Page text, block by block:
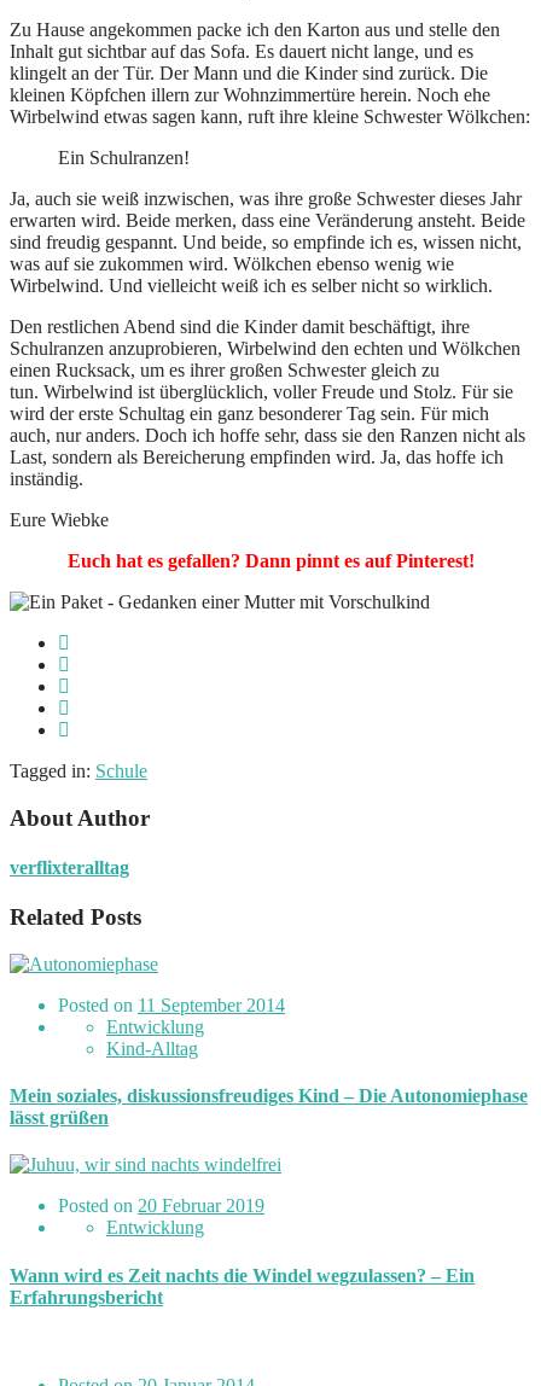
Zu Hause angekommen packe ich den Karton aus und stelle den
Inhalt gut sichtbar auf das Sofa. Es dauert nicht lange, und es
klingelt an der Tür. Der Mann und die Kinder sind zurück. Die
kleinen Köpfchen illern zur Wohnzimmertüre herein. Noch ehe
Wirbelwind etwas sagen kann, ruft ihre kleine Schwester Wölkchen:
Ein Schulranzen!
Ja, auch sie weiß inzwischen, was ihre große Schwester dieses Jahr
erwarten wird. Beide merken, dass eine Veränderung ansteht. Beide
sind freudig gespannt. Und beide, so empfinde ich es, wissen nicht,
was auf sie zukommen wird. Wölkchen ebenso wenig wie
Wirbelwind. Und vielleicht weiß ich es selber nicht so wirklich.
Den restlichen Abend sind die Kinder damit beschäftigt, ihre
Schulranzen anzuprobieren, Wirbelwind den echten und Wölkchen
einen Rucksack, um es ihrer großen Schwester gleich zu
tun. Wirbelwind ist überglücklich, voller Freude und Stolz. Für sie
wird der erste Schultag ein ganz besonderer Tag sein. Für mich
auch, nur anders. Doch ich hoffe sehr, dass sie den Ranzen nicht als
Last, sondern als Bereicherung empfinden wird. Ja, das hoffe ich
inständig.
Eure Wiebke
Euch hat es gefallen? Dann pinnt es auf Pinterest!
Tagged in: Schule
About Author
verflixteralltag
Related Posts
Posted on 11 September 2014
Entwicklung
Kind-Alltag
Mein soziales, diskussionsfreudiges Kind – Die Autonomiephase
lässt grüßen
Posted on 20 Februar 2019
Entwicklung
Wann wird es Zeit nachts die Windel wegzulassen? – Ein
Erfahrungsbericht